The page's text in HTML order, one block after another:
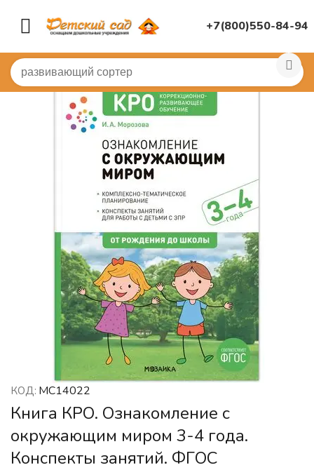
+7(800)550-84-94
Главная / КНИГИ, НАГЛЯДНАЯ ДИДАКТИКА Книги
КОД: МС14022
Книга КРО. Ознакомление с
окружающим миром 3-4 года.
Конспекты занятий. ФГОС